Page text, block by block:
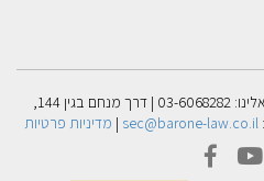
ברון ושות' – משרד עורכי דין | חייגו אלינו: 03-6068282 | דרך מנחם בגין 144,
sec@barone-law.co.il
| מדיניות פרטיות
twitter
youtube